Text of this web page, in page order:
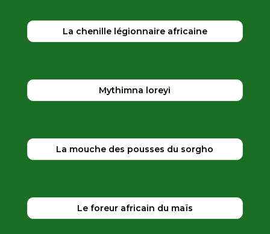
La chenille légionnaire africaine
Mythimna loreyi
La mouche des pousses du sorgho
Le foreur africain du maïs